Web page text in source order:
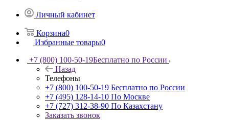
Личный кабинет
Корзина0
Избранные товары0
+7 (800) 100-50-19Бесплатно по России
Назад
Телефоны
+7 (800) 100-50-19 Бесплатно по России
+7 (495) 128-14-10 По Москве
+7 (727) 312-38-90 По Казахстану
Заказать звонок